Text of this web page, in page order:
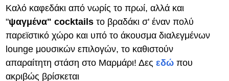
Καλό καφεδάκι από νωρίς το πρωί, αλλά και
"ψαγμένα" cocktails το βραδάκι σ' έναν πολύ
παρεϊστικό χώρο και υπό το άκουσμα διαλεγμένων
lounge μουσικών επιλογών, το καθιστούν
απαραίτητη στάση στο Μαρμάρι! Δες εδώ που
ακριβώς βρίσκεται